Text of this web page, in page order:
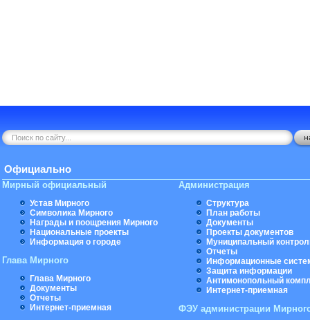
Официально
Мирный официальный
Устав Мирного
Символика Мирного
Награды и поощрения Мирного
Национальные проекты
Информация о городе
Глава Мирного
Глава Мирного
Документы
Отчеты
Интернет-приемная
Администрация
Структура
План работы
Документы
Проекты документов
Муниципальный
Отчеты
Информационные
Защита информации
Антимонопольный
Интернет-приемная
ФЭУ администрации